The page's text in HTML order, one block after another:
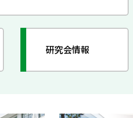
研究会情報